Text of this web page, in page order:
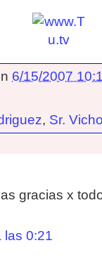
6/15/2007
, Sr.
gracias x
las 0:21